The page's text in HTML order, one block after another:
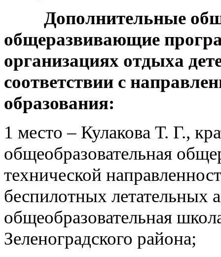
Дополнительные
общеразвивающие
организациях отдыха
соответствии с
образования:
1 место – Кулакова Т. Г.,
общеобразовательная
технической
беспилотных
общеобразовательная
Зеленоградского района;